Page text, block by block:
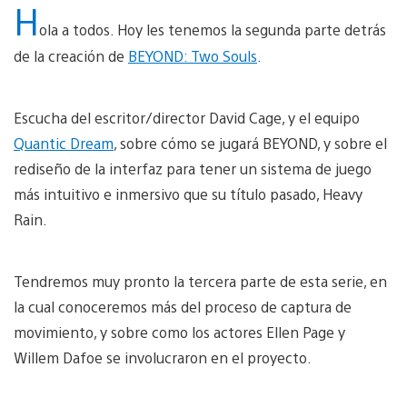
Hola a todos. Hoy les tenemos la segunda parte detrás
de la creación de BEYOND: Two Souls
Escucha del escritor/director David Cage, y el equipo
Quantic Dream, sobre cómo se jugará BEYOND, y sobre el
rediseño de la interfaz para tener un sistema de juego
más intuitivo e inmersivo que su título pasado, Heavy
Rain.
Tendremos muy pronto la tercera parte de esta serie, en
la cual conoceremos más del proceso de captura de
movimiento, y sobre como los actores Ellen Page y
Willem Dafoe se involucraron en el proyecto.